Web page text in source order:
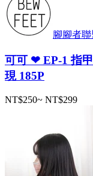
腳腳者聯
可可 ❤ EP-1 指
現 185P
NT$250~ NT$299